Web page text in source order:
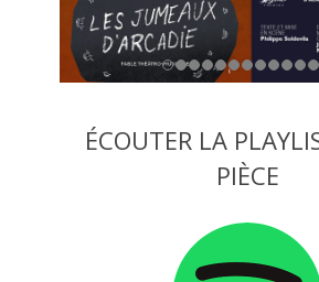
ÉCOUTER LA
PIÈCE